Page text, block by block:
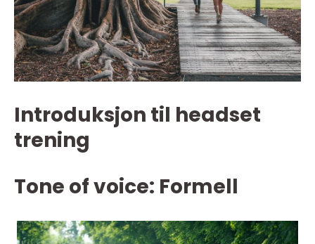
Introduksjon til headset
trening
Tone of voice: Formell